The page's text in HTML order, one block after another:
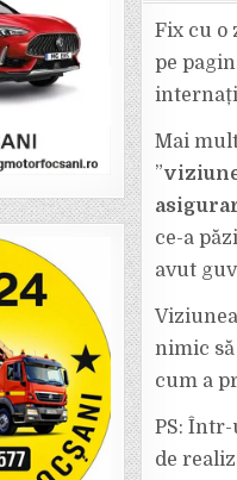
Fix cu o
pe
Mai
”
ce-a
avut
nimic
cum a
PS:
de